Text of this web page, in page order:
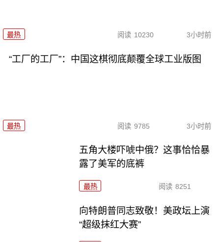
最热 阅读 10230 3小时前
“工厂的工厂”：中国这棋彻底颠覆全球工业版图
最热 阅读 9785 3小时前
五角大楼吓唬中俄？这事恰恰暴
露了美军的底裤
最热 阅读 8251
向特朗普同志致敬！美政坛上演
“超级抹红大赛”